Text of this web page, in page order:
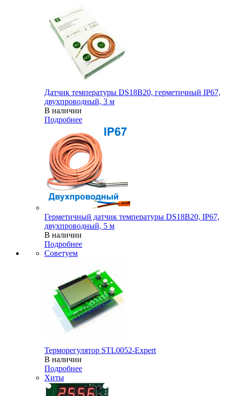
Датчик температуры DS18B20, герметичный IP67,
двухпроводный, 3 м
В наличии
Подробнее
Герметичный датчик температуры DS18B20, IP67,
двухпроводный, 5 м
В наличии
Подробнее
Советуем
Терморегулятор STL0052-Expert
В наличии
Подробнее
Хиты